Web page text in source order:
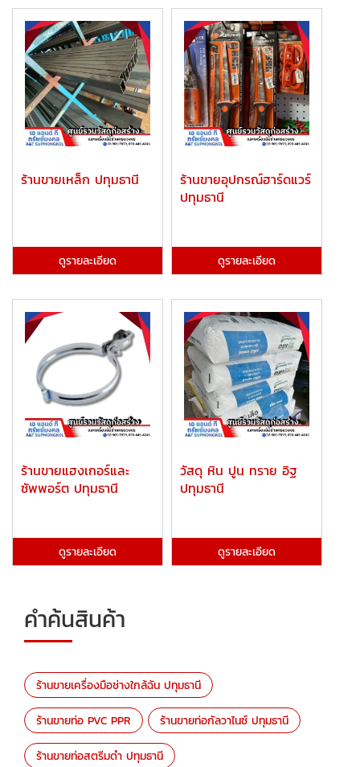
ร้านขายเหล็ก ปทุมธานี
ดูรายละเอียด
ร้านขายอุปกรณ์ฮาร์ดแวร์
ปทุมธานี
ดูรายละเอียด
ร้านขายแฮงเกอร์และ
ซัพพอร์ต ปทุมธานี
ดูรายละเอียด
วัสดุ หิน ปูน ทราย อิฐ
ปทุมธานี
ดูรายละเอียด
คำค้นสินค้า
ร้านขายเครื่องมือช่างใกล้ฉัน ปทุมธานี
ร้านขายท่อ PVC PPR ร้านขายท่อกัลวาไนซ์ ปทุมธานี
ร้านขายท่อสตรีมดำ ปทุมธานี